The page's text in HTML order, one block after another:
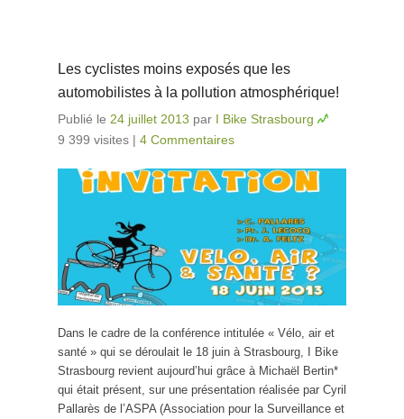
Les cyclistes moins exposés que les
automobilistes à la pollution atmosphérique!
Publié le 24 juillet 2013 par I Bike Strasbourg
9 399 visites | 4 Commentaires
Dans le cadre de la conférence intitulée « Vélo, air et
santé » qui se déroulait le 18 juin à Strasbourg, I Bike
Strasbourg revient aujourd’hui grâce à Michaël Bertin*
qui était présent, sur une présentation réalisée par Cyril
Pallarès de l’ASPA (Association pour la Surveillance et